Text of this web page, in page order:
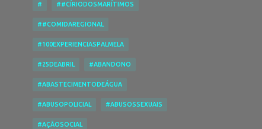
# ##CÍRIODOSMARÍTIMOS
##COMIDAREGIONAL
#100EXPERIENCIASPALMELA
#25DEABRIL #ABANDONO
#ABASTECIMENTODEÁGUA
#ABUSOPOLICIAL #ABUSOSSEXUAIS
#AÇÃOSOCIAL